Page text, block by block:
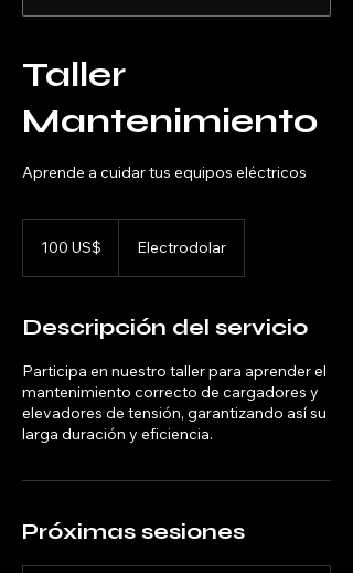
Taller
Mantenimiento
Aprende a cuidar tus equipos eléctricos
estadounidenses
100 US$ Electrodolar
Descripción del servicio
Participa en nuestro taller para aprender el
mantenimiento correcto de cargadores y
elevadores de tensión, garantizando así su
larga duración y eficiencia.
Próximas sesiones